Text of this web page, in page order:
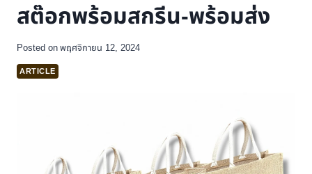
สต๊อกพร้อมสกรีน-พร้อมส่ง
Posted on พฤศจิกายน 12, 2024
ARTICLE